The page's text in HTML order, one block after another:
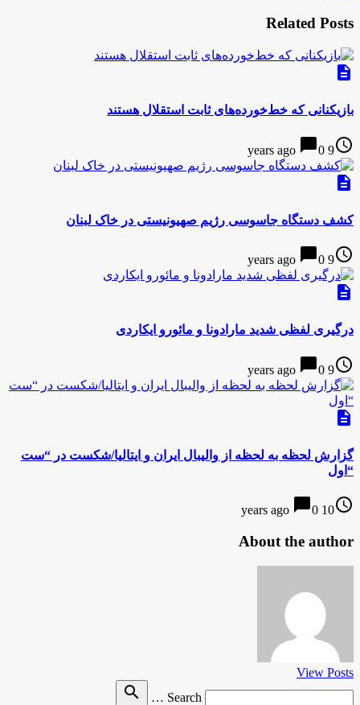
Related Posts
description
بازیکنانی که خط‌خورده‌های ثابت استقلال هستند
access_time
9 years ago
chat_bubble0
description
کشف دستگاه جاسوسی رژیم صهیونیستی در خاک لبنان
access_time
9 years ago
chat_bubble0
description
درگیری لفظی شدید مارادونا و مائورو ایکاردی
access_time
9 years ago
chat_bubble0
description
گزارش لحظه به لحظه از والیبال ایران و ایتالیا/شکست در “ست
“اول
access_time
10 years ago
chat_bubble0
About the author
View Posts
Search …
search